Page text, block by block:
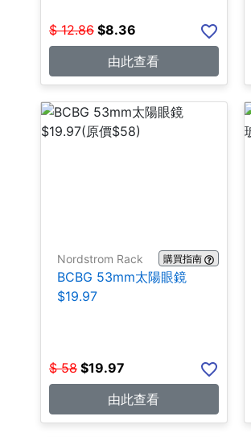
$ 12.86 $8.36
由此查看
Nordstrom Rack 購買指南
BCBG 53mm太陽眼鏡
$19.97
$ 58 $19.97
由此查看